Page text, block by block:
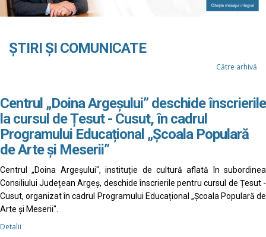
ȘTIRI ȘI COMUNICATE
Către arhivă
Centrul „Doina Argeșului” deschide înscrierile
la cursul de Țesut - Cusut, în cadrul
Programului Educațional „Școala Populară
de Arte și Meserii”
Centrul „Doina Argeșului", instituție de cultură aflată în subordinea
Consiliului Județean Argeș, deschide înscrierile pentru cursul de Țesut -
Cusut, organizat în cadrul Programului Educațional „Școala Populară de
Arte și Meserii".
Detalii